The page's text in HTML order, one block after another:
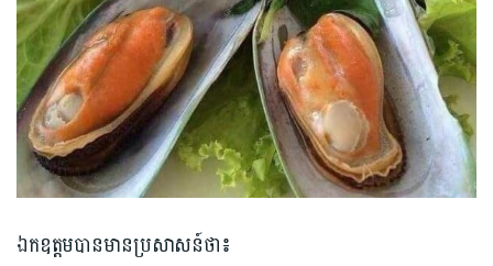
ឯកឧត្តមបានមានប្រសាសន៍ថា៖